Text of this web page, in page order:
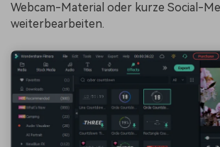
Webcam-Material oder kurze Social-
weiterbearbeiten.